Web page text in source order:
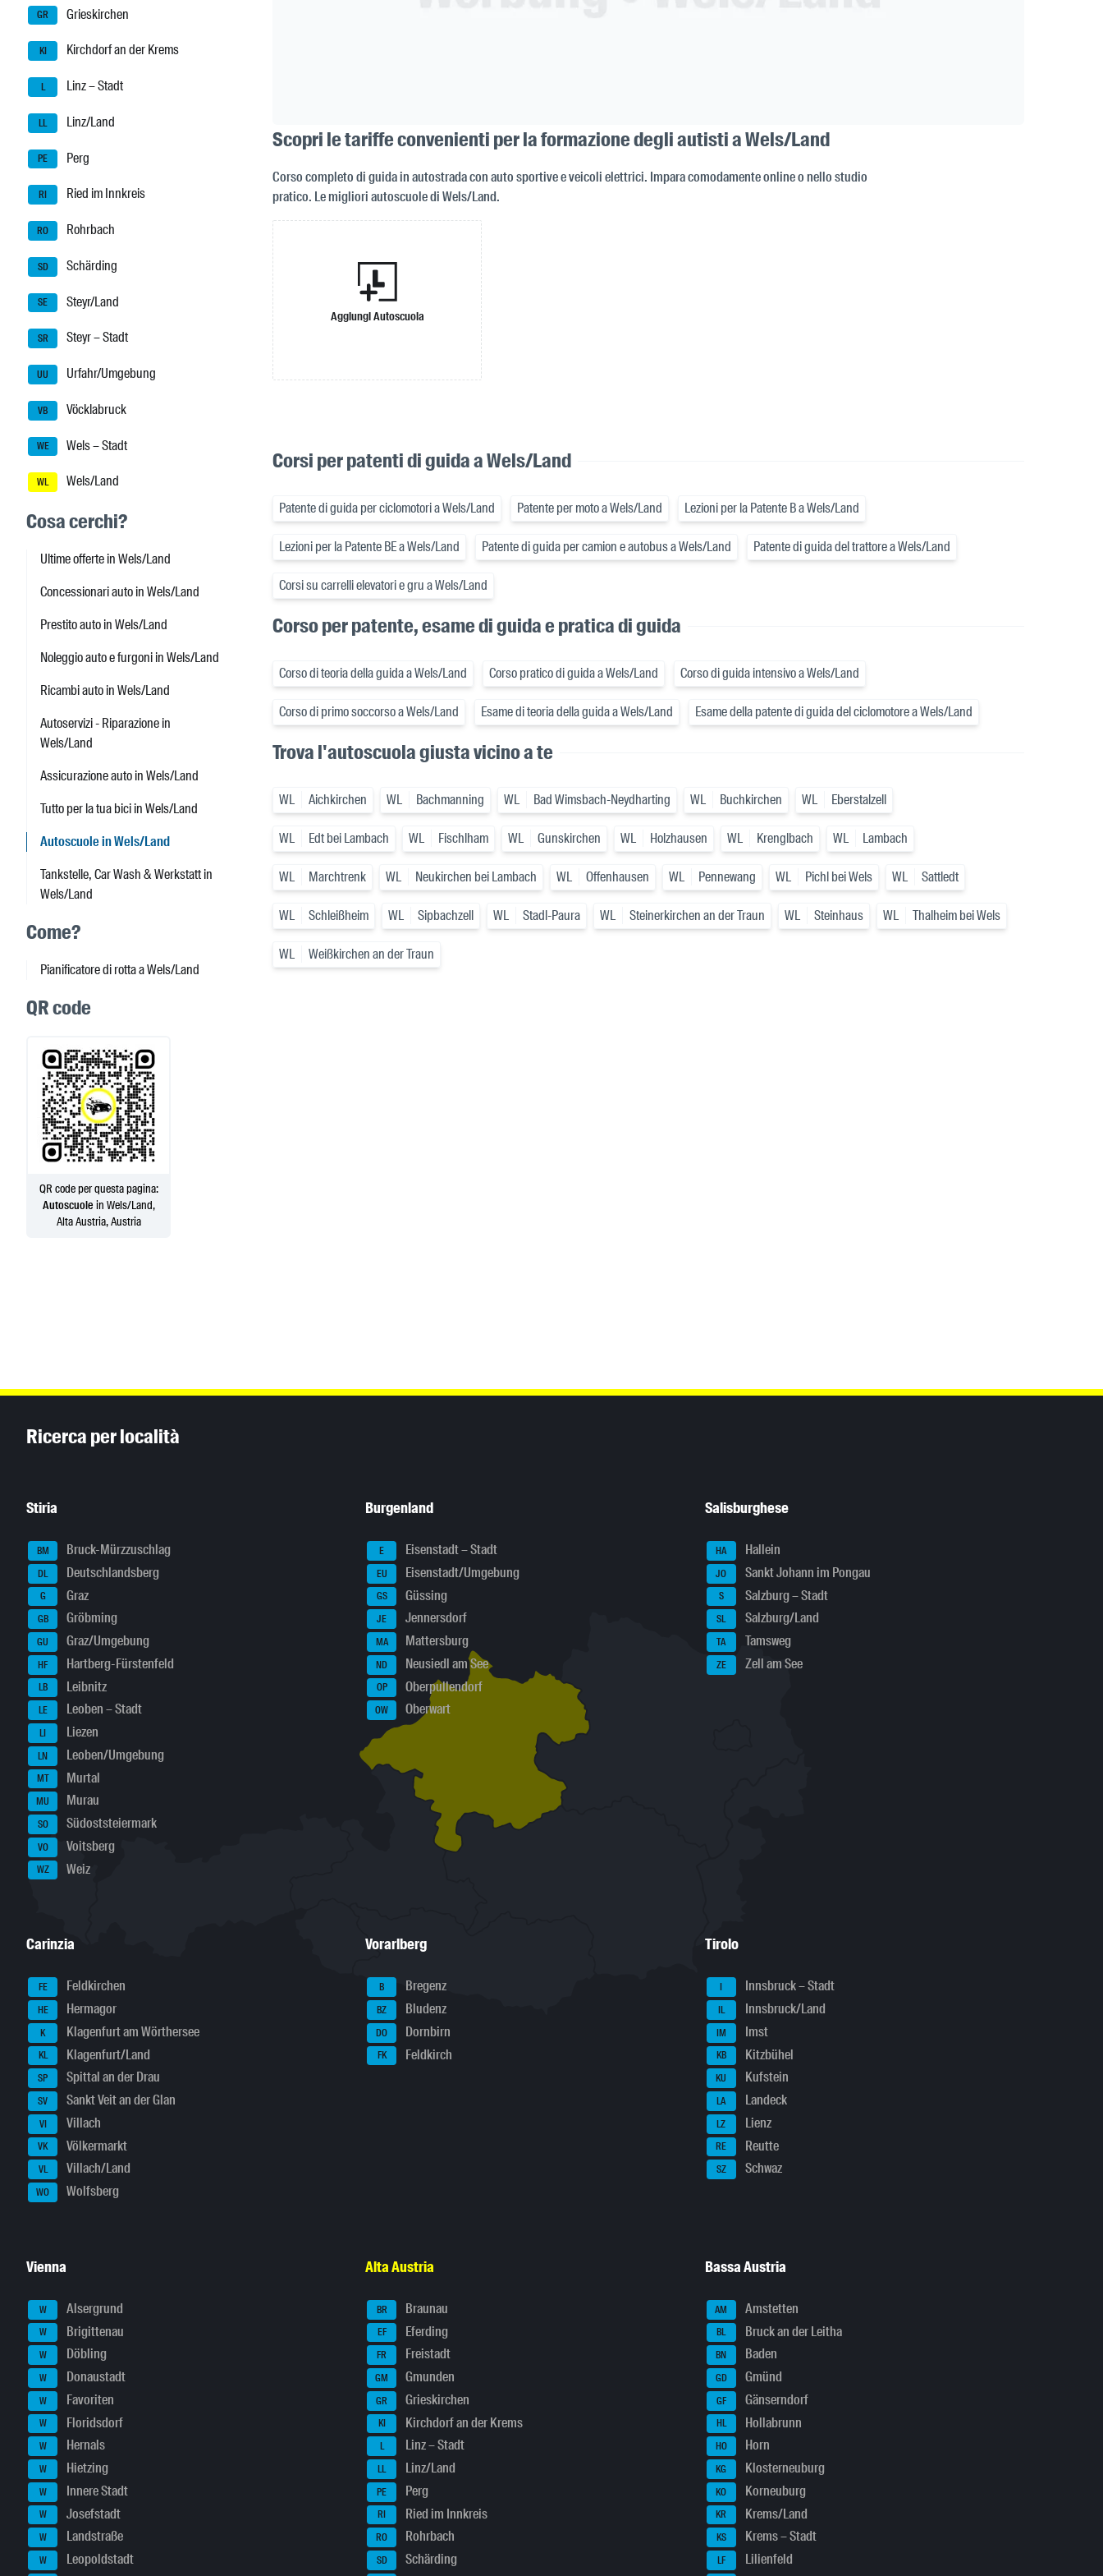
GR Grieskirchen
KI Kirchdorf an der Krems
L Linz – Stadt
LL Linz/Land
PE Perg
RI Ried im Innkreis
RO Rohrbach
SD Schärding
SE Steyr/Land
SR Steyr – Stadt
UU Urfahr/Umgebung
VB Vöcklabruck
WE Wels – Stadt
WL Wels/Land
Cosa cerchi?
Ultime offerte in Wels/Land
Concessionari auto in Wels/Land
Prestito auto in Wels/Land
Noleggio auto e furgoni in Wels/Land
Ricambi auto in Wels/Land
Autoservizi - Riparazione in
Wels/Land
Assicurazione auto in Wels/Land
Tutto per la tua bici in Wels/Land
Autoscuole in Wels/Land
Tankstelle, Car Wash & Werkstatt in
Wels/Land
Come?
Pianificatore di rotta a Wels/Land
QR code
QR code per questa pagina:
Autoscuole in Wels/Land,
Alta Austria, Austria
Scopri le tariffe convenienti per la formazione degli autisti a Wels/Land
Corso completo di guida in autostrada con auto sportive e veicoli elettrici. Impara comodamente online o nello studio
pratico. Le migliori autoscuole di Wels/Land.
Aggiungi Autoscuola
Corsi per patenti di guida a Wels/Land
Patente di guida per ciclomotori a Wels/Land Patente per moto a Wels/Land Lezioni per la Patente B a Wels/Land
Lezioni per la Patente BE a Wels/Land Patente di guida per camion e autobus a Wels/Land Patente di guida del trattore a Wels/Land
Corsi su carrelli elevatori e gru a Wels/Land
Corso per patente, esame di guida e pratica di guida
Corso di teoria della guida a Wels/Land Corso pratico di guida a Wels/Land Corso di guida intensivo a Wels/Land
Corso di primo soccorso a Wels/Land Esame di teoria della guida a Wels/Land Esame della patente di guida del ciclomotore a Wels/Land
Trova l'autoscuola giusta vicino a te
WL Aichkirchen WL Bachmanning WL Bad Wimsbach-Neydharting WL Buchkirchen WL Eberstalzell
WL Edt bei Lambach WL Fischlham WL Gunskirchen WL Holzhausen WL Krenglbach WL Lambach
WL Marchtrenk WL Neukirchen bei Lambach WL Offenhausen WL Pennewang WL Pichl bei Wels WL Sattledt
WL Schleißheim WL Sipbachzell WL Stadl-Paura WL Steinerkirchen an der Traun WL Steinhaus WL Thalheim bei Wels
WL Weißkirchen an der Traun
Ricerca per località
Stiria
BM Bruck-Mürzzuschlag
DL Deutschlandsberg
G Graz
GB Gröbming
GU Graz/Umgebung
HF Hartberg-Fürstenfeld
LB Leibnitz
LE Leoben – Stadt
LI Liezen
LN Leoben/Umgebung
MT Murtal
MU Murau
SO Südoststeiermark
VO Voitsberg
WZ Weiz
Burgenland
E Eisenstadt – Stadt
EU Eisenstadt/Umgebung
GS Güssing
JE Jennersdorf
MA Mattersburg
ND Neusiedl am See
OP Oberpullendorf
OW Oberwart
Salisburghese
HA Hallein
JO Sankt Johann im Pongau
S Salzburg – Stadt
SL Salzburg/Land
TA Tamsweg
ZE Zell am See
Carinzia
FE Feldkirchen
HE Hermagor
K Klagenfurt am Wörthersee
KL Klagenfurt/Land
SP Spittal an der Drau
SV Sankt Veit an der Glan
VI Villach
VK Völkermarkt
VL Villach/Land
WO Wolfsberg
Vorarlberg
B Bregenz
BZ Bludenz
DO Dornbirn
FK Feldkirch
Tirolo
I Innsbruck – Stadt
IL Innsbruck/Land
IM Imst
KB Kitzbühel
KU Kufstein
LA Landeck
LZ Lienz
RE Reutte
SZ Schwaz
Vienna
W Alsergrund
W Brigittenau
W Döbling
W Donaustadt
W Favoriten
W Floridsdorf
W Hernals
W Hietzing
W Innere Stadt
W Josefstadt
W Landstraße
W
Leopoldstadt
Alta Austria
BR Braunau
EF Eferding
FR Freistadt
GM Gmunden
GR Grieskirchen
KI Kirchdorf an der Krems
L Linz – Stadt
LL Linz/Land
PE Perg
RI Ried im Innkreis
RO Rohrbach
SD
Schärding
Bassa Austria
AM Amstetten
BL Bruck an der Leitha
BN Baden
GD Gmünd
GF Gänserndorf
HL Hollabrunn
HO Horn
KG Klosterneuburg
KO Korneuburg
KR Krems/Land
KS Krems – Stadt
LF
Lilienfeld